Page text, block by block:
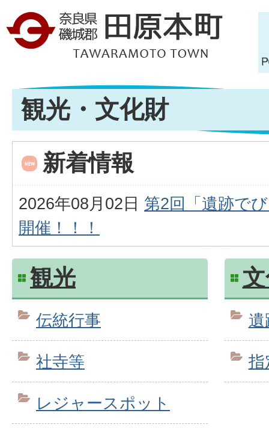
観光・文化財
新着情報
2026年08月02日 第2回「遺跡で
開催！！！
観光
伝統行事
社寺等
レジャースポット
遺
指